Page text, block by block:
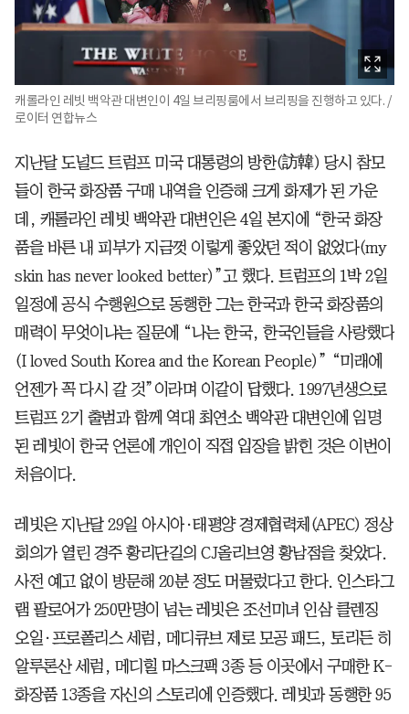
캐롤라인 레빗 백악관 대변인이 4일 브리핑룸에서 브리핑을 진행하고 있다. /
로이터 연합뉴스
지난달 도널드 트럼프 미국 대통령의 방한(訪韓) 당시 참모
들이 한국 화장품 구매 내역을 인증해 크게 화제가 된 가운
데, 캐롤라인 레빗 백악관 대변인은 4일 본지에 “한국 화장
품을 바른 내 피부가 지금껏 이렇게 좋았던 적이 없었다(my
skin has never looked better)”고 했다. 트럼프의 1박 2일
일정에 공식 수행원으로 동행한 그는 한국과 한국 화장품의
매력이 무엇이냐는 질문에 “나는 한국, 한국인들을 사랑했다
(I loved South Korea and the Korean People)” “미래에
언젠가 꼭 다시 갈 것”이라며 이같이 답했다. 1997년생으로
트럼프 2기 출범과 함께 역대 최연소 백악관 대변인에 임명
된 레빗이 한국 언론에 개인이 직접 입장을 밝힌 것은 이번이
처음이다.
레빗은 지난달 29일 아시아·태평양 경제협력체(APEC) 정상
회의가 열린 경주 황리단길의 CJ올리브영 황남점을 찾았다.
사전 예고 없이 방문해 20분 정도 머물렀다고 한다. 인스타그
램 팔로어가 250만명이 넘는 레빗은 조선미녀 인삼 클렌징
오일·프로폴리스 세럼, 메디큐브 제로 모공 패드, 토리든 히
알루론산 세럼, 메디힐 마스크팩 3종 등 이곳에서 구매한 K-
화장품 13종을 자신의 스토리에 인증했다. 레빗과 동행한 95